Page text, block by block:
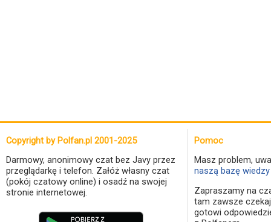
Copyright by Polfan.pl 2001-2025
Darmowy, anonimowy czat bez Javy przez
przeglądarkę i telefon. Załóż własny czat
(pokój czatowy online) i osadź na swojej
stronie internetowej.
Pomoc
Masz problem,
naszą bazę
Zapraszamy na
tam zawsze
gotowi